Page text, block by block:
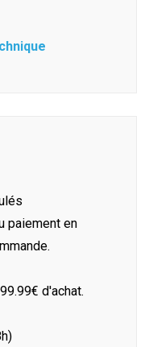
paiement en
d'achat.